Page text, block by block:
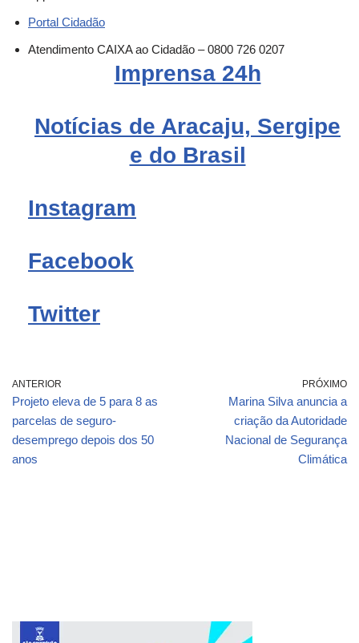
Portal Cidadão
Atendimento CAIXA ao Cidadão – 0800 726 0207
Imprensa 24h
Notícias de Aracaju, Sergipe
e do Brasil
Instagram
Facebook
Twitter
ANTERIOR
Projeto eleva de 5 para 8 as
parcelas de seguro-
desemprego depois dos 50
anos
PRÓXIMO
Marina Silva anuncia a
criação da Autoridade
Nacional de Segurança
Climática